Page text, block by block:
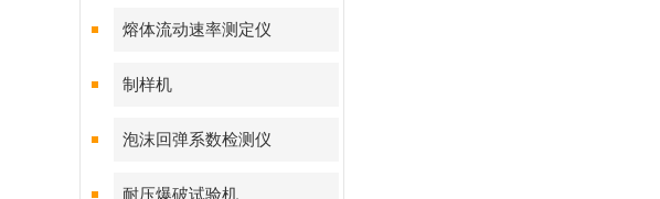
熔体流动速率测定仪
制样机
泡沫回弹系数检测仪
耐压爆破试验机